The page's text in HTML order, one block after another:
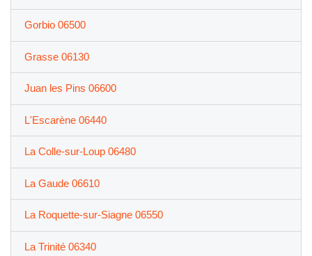
Gorbio 06500
Grasse 06130
Juan les Pins 06600
L'Escarène 06440
La Colle-sur-Loup 06480
La Gaude 06610
La Roquette-sur-Siagne 06550
La Trinité 06340